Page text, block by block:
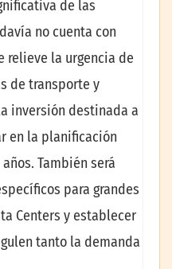
de las
no cuenta con
relieve la urgencia de
de transporte y
inversión destinada a
en la planificación
También será
para grandes
Centers y establecer
tanto la demanda